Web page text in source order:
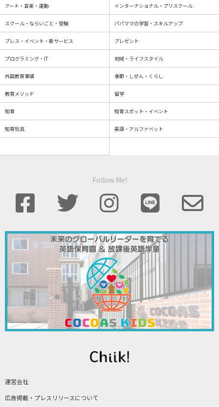
運営会社
広告掲載・プレスリリースについて
アート・音楽・運動 インターナショナル・プリスクール
スクール・ならいごと・受験 パパママの学習・スキルアップ
プレス・イベント・新サービス プレゼント
プログラミング・IT 地域・ライフスタイル
外国教育事情 季節・しぜん・くらし
教育メソッド 留学
知育 知育スポット・イベント
知育玩具 英語・アルファベット
Follow Me!